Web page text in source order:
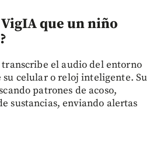
que un niño
el audio del entorno
su celular o reloj inteligente. Su
patrones de acoso,
sustancias, enviando alertas